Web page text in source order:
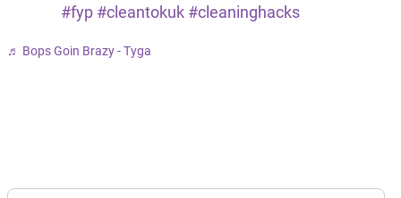
#fyp #cleantokuk #cleaninghacks
♬ Bops Goin Brazy - Tyga